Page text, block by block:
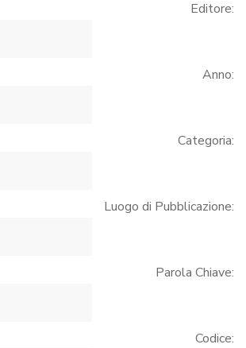
Editore:
Anno:
Categoria:
Luogo di Pubblicazione:
Parola Chiave:
Codice: